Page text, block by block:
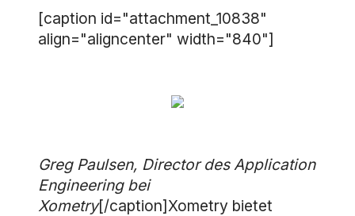
[caption id="attachment_10838"
align="aligncenter" width="840"]
Greg Paulsen, Director des Application
Engineering bei
Xometry[/caption]Xometry bietet